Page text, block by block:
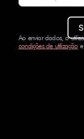
Ao enviar dados, o
condições de utilizaçãoe